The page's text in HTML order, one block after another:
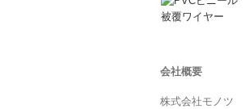
会社概要
株式会社モノツ